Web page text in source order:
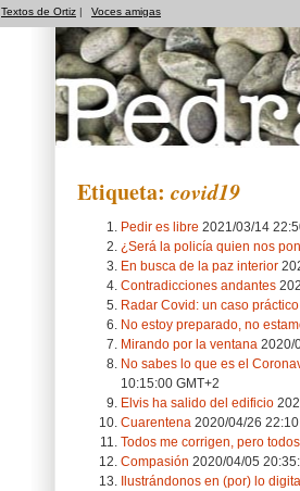
Textos de Ortiz | Voces amigas
Etiqueta: covid19
Pedir es libre 2021/03/14
¿Será la policía quien nos
En busca de la paz interior
Contradicciones andantes
Radar Covid: un caso práctico
No estoy preparado, no
Mirando por la ventana 2020/
No sabes lo que es el
10:15:00 GMT+2
Elvis ha salido del edificio
Cuarentena 2020/04/26
Todos me corrigen, pero
Compasión 2020/04/05
Ilustrándonos en (por) lo